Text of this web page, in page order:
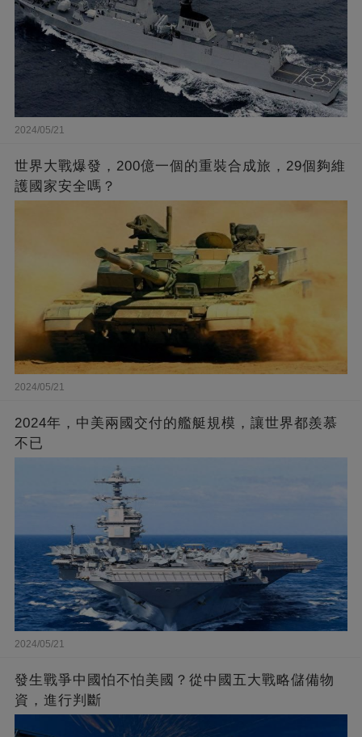
2024/05/21
世界大戰爆發，200億一個的重裝合成旅，29個夠維
護國家安全嗎？
2024/05/21
2024年，中美兩國交付的艦艇規模，讓世界都羨慕
不已
2024/05/21
發生戰爭中國怕不怕美國？從中國五大戰略儲備物
資，進行判斷